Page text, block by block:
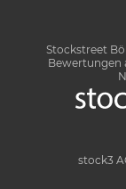
Stockstreet
Bewertungen
stock3